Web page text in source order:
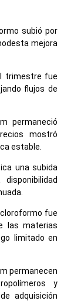
subió por
mejora
trimestre fue
flujos de
permaneció
mostró
estable.
una subida
fue
las materias
limitado en
permanecen
y
adquisición